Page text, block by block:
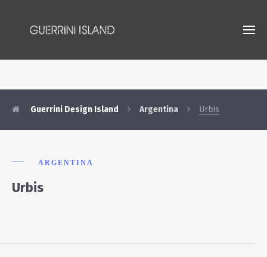
Guerrini Design Island Argentina Urbis
ARGENTINA
Urbis